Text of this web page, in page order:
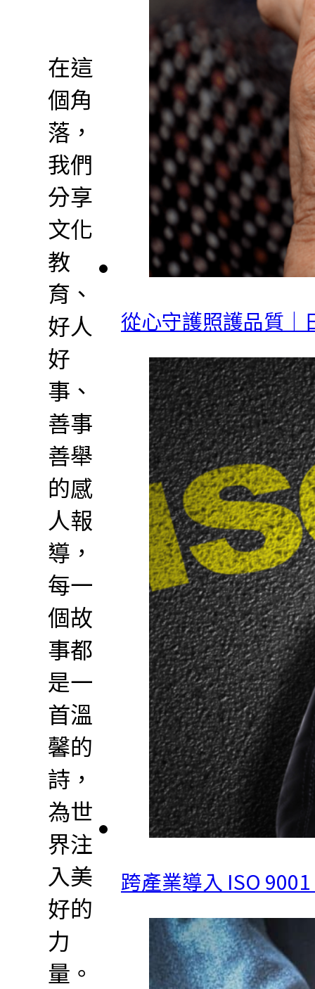
在這
個角
落，
我們
分享
文化
教
育、
好人
好
事、
善事
善舉
的感
人報
導，
每一
個故
事都
是一
首溫
馨的
詩，
為世
界注
入美
好的
力
量。
從心守護照護品質｜
跨產業導入 ISO